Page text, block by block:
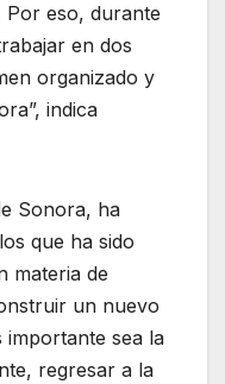
Por eso, durante
en dos
organizado y
indica
Sonora, ha
que ha sido
materia de
un nuevo
importante sea la
regresar a la